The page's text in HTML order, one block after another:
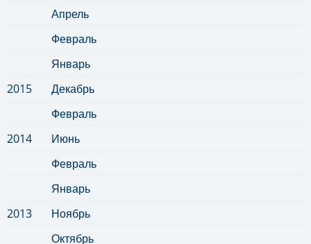
Апрель
Февраль
Январь
2015
Декабрь
Февраль
2014
Июнь
Февраль
Январь
2013
Ноябрь
Октябрь